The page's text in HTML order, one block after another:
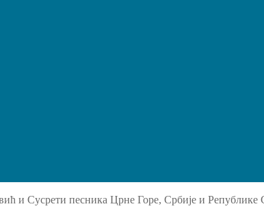
и Сусрети песника Црне Горе, Србије и Републике